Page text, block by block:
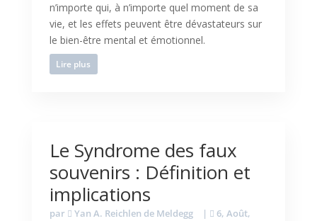
n’importe qui, à n’importe quel moment de sa
vie, et les effets peuvent être dévastateurs sur
le bien-être mental et émotionnel.
Lire plus
Le Syndrome des faux
souvenirs : Définition et
implications
par Yan A. Reichlen de Meldegg |
6, Août,